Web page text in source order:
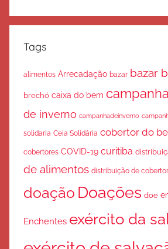
Tags
alimentos Arrecadação bazar bazar
brechó caixa do bem campanha
de inverno campanhadeinverno
solidaria Ceia Solidária cobertor do
cobertores COVID-19 curitiba
de alimentos distribuição de
doação Doações doe
Enchentes exército da